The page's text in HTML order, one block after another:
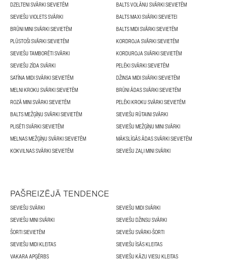
DZELTENI SVĀRKI SIEVIETĒM
BALTS VOLĀNU SVĀRKI SIEVIETĒM
SIEVIEŠU VIOLETS SVĀRKI
BALTS MAXI SVĀRKI SIEVIETEI
BRŪNI MINI SVĀRKI SIEVIETĒM
BALTS MIDI SVĀRKI SIEVIETĒM
PLŪSTOŠI SVĀRKI SIEVIETĒM
KORDROJA SVĀRKI SIEVIETĒM
SIEVIEŠU TAMBORĒTI SVĀRKI
KORDUROJA SVĀRKI SIEVIETĒM
SIEVIEŠU ZĪDA SVĀRKI
PELĒKI SVĀRKI SIEVIETĒM
SATĪNA MIDI SVĀRKI SIEVIETĒM
DŽINSA MIDI SVĀRKI SIEVIETĒM
MELNI KROKU SVĀRKI SIEVIETĒM
BRŪNI ĀDAS SVĀRKI SIEVIETĒM
ROZĀ MINI SVĀRKI SIEVIETĒM
PELĒKI KROKU SVĀRKI SIEVIETĒM
BALTS MEŽĢĪŅU SVĀRKI SIEVIETĒM
SIEVIEŠU RŪTAINI SVĀRKI
PLISĒTI SVĀRKI SIEVIETĒM
SIEVIEŠU MEŽĢĪŅU MINI SVĀRKI
MELNAS MEŽĢĪŅU SVĀRKI SIEVIETĒM
MĀKSLĪGĀS ĀDAS SVĀRKI SIEVIETĒM
KOKVILNAS SVĀRKI SIEVIETĒM
SIEVIEŠU ZAĻI MINI SVĀRKI
PAŠREIZĒJĀ TENDENCE
SIEVIEŠU SVĀRKI
SIEVIEŠU MIDI SVĀRKI
SIEVIEŠU MINI SVĀRKI
SIEVIEŠU DŽINSU SVĀRKI
ŠORTI SIEVIETĒM
SIEVIEŠU SVĀRKI-ŠORTI
SIEVIEŠU MIDI KLEITAS
SIEVIEŠU ĪSĀS KLEITAS
VAKARA APĢĒRBS
SIEVIEŠU KĀZU VIESU KLEITAS